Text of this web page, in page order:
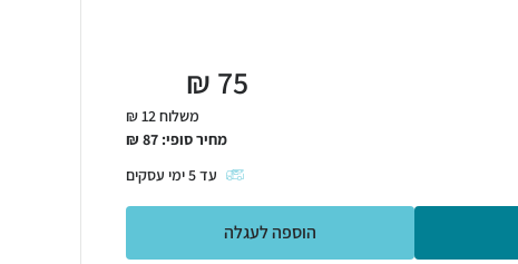
75
₪
משלוח 12 ₪
מחיר סופי: 87
₪
עד5ימי עסקים
הוספה לעגלה